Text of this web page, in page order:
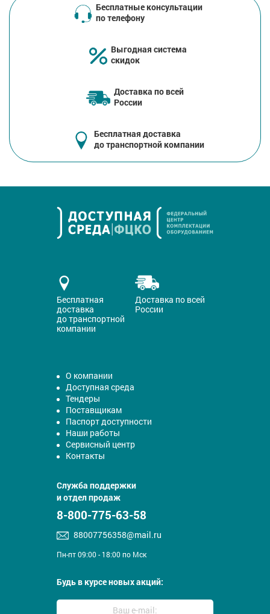
Бесплатные консультации
по телефону
Выгодная система
скидок
Доставка по всей
России
Бесплатная доставка
до транспортной компании
Бесплатная
доставка
до транспортной
компании
Доставка по всей
России
О компании
Доступная среда
Тендеры
Поставщикам
Паспорт доступности
Наши работы
Сервисный центр
Контакты
Служба поддержки
и отдел продаж
8-800-775-63-58
88007756358@mail.ru
Пн-пт 09:00 - 18:00 по Мск
Будь в курсе новых акций: